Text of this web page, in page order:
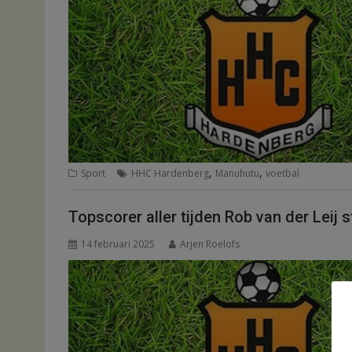
Sport HHC Hardenberg, Manuhutu, voetbal
Topscorer aller tijden Rob van der Leij
14 februari 2025 Arjen Roelofs